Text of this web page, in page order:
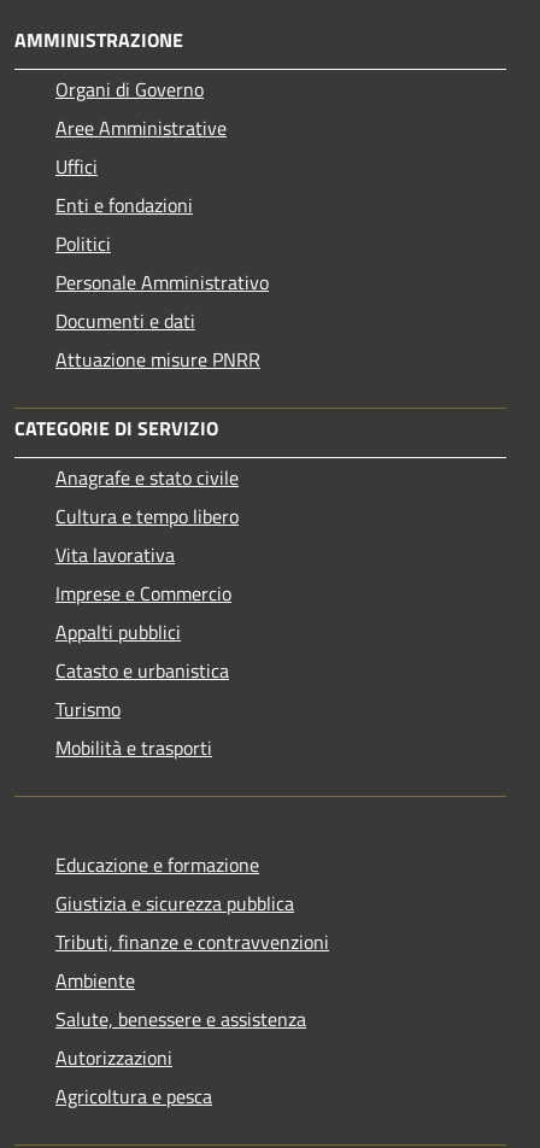
AMMINISTRAZIONE
Organi di Governo
Aree Amministrative
Uffici
Enti e fondazioni
Politici
Personale Amministrativo
Documenti e dati
Attuazione misure PNRR
CATEGORIE DI SERVIZIO
Anagrafe e stato civile
Cultura e tempo libero
Vita lavorativa
Imprese e Commercio
Appalti pubblici
Catasto e urbanistica
Turismo
Mobilità e trasporti
Educazione e formazione
Giustizia e sicurezza pubblica
Tributi, finanze e contravvenzioni
Ambiente
Salute, benessere e assistenza
Autorizzazioni
Agricoltura e pesca